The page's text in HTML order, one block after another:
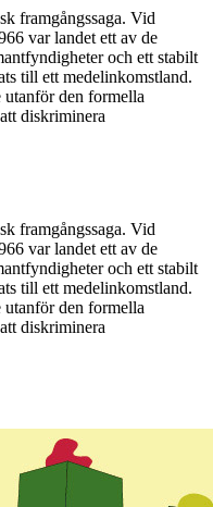
framgångssaga. Vid
var landet ett av de
och ett stabilt
till ett medelinkomstland.
den formella
diskriminera
framgångssaga. Vid
var landet ett av de
och ett stabilt
till ett medelinkomstland.
den formella
diskriminera